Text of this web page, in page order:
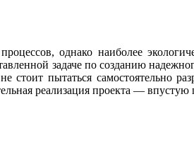
однако наиболее
задаче по созданию
пытаться самостоятельно
реализация проекта —